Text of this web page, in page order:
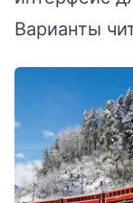
Варианты